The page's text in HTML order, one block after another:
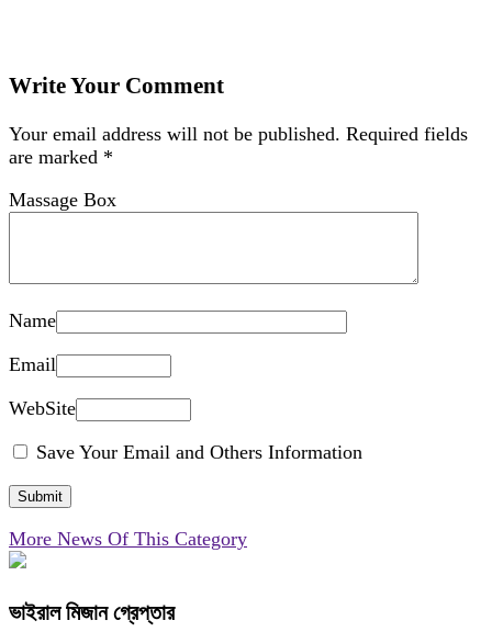
Write Your Comment
Your email address will not be published. Required fields
are marked *
Massage Box
Name
Email
WebSite
Save Your Email and Others Information
More News Of This Category
ভাইরাল মিজান গ্রেপ্তার